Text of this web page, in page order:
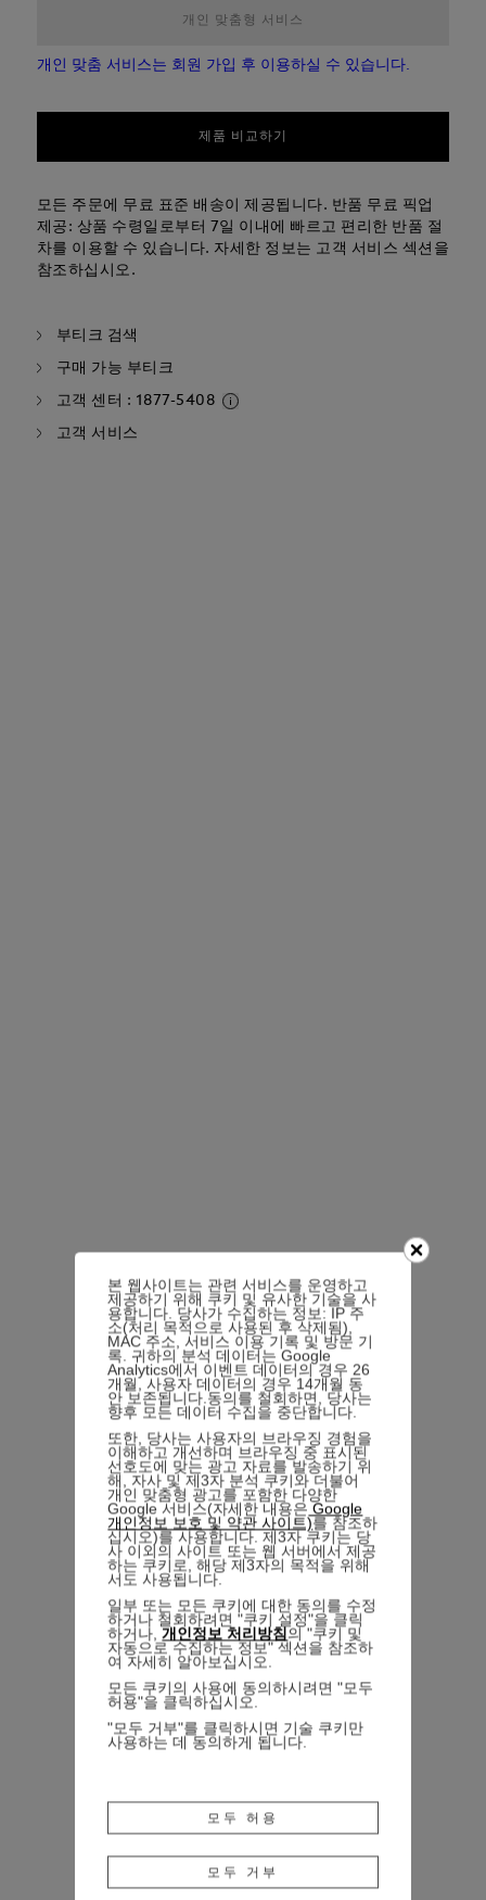
개인 맞춤형 서비스
개인 맞춤 서비스는 회원 가입 후 이용하실 수 있습니다.
제품 비교하기
모든 주문에 무료 표준 배송이 제공됩니다. 반품 무료 픽업
제공: 상품 수령일로부터 7일 이내에 빠르고 편리한 반품 절
차를 이용할 수 있습니다. 자세한 정보는 고객 서비스 섹션을
참조하십시오.
부티크 검색
구매 가능 부티크
고객 센터 : 1877-5408
고객 서비스
본 웹사이트는 관련 서비스를 운영하고
제공하기 위해 쿠키 및 유사한 기술을 사
용합니다. 당사가 수집하는 정보: IP 주
소(처리 목적으로 사용된 후 삭제됨),
MAC 주소, 서비스 이용 기록 및 방문 기
록. 귀하의 분석 데이터는 Google
Analytics에서 이벤트 데이터의 경우 26
개월, 사용자 데이터의 경우 14개월 동
안 보존됩니다.동의를 철회하면, 당사는
향후 모든 데이터 수집을 중단합니다.
또한, 당사는 사용자의 브라우징 경험을
이해하고 개선하며 브라우징 중 표시된
선호도에 맞는 광고 자료를 발송하기 위
해, 자사 및 제3자 분석 쿠키와 더불어
개인 맞춤형 광고를 포함한 다양한
Google 서비스(자세한 내용은 Google
개인정보 보호 및 약관 사이트)를 참조하
십시오)를 사용합니다. 제3자 쿠키는 당
사 이외의 사이트 또는 웹 서버에서 제공
하는 쿠키로, 해당 제3자의 목적을 위해
서도 사용됩니다.
일부 또는 모든 쿠키에 대한 동의를 수정
하거나 철회하려면 "쿠키 설정"을 클릭
하거나,개인정보 처리방침 의 "쿠키 및
자동으로 수집하는 정보" 섹션을 참조하
여 자세히 알아보십시오.
모든 쿠키의 사용에 동의하시려면 "모두
허용"을 클릭하십시오.
"모두 거부"를 클릭하시면 기술 쿠키만
사용하는 데 동의하게 됩니다.
모두 허용
모두 거부